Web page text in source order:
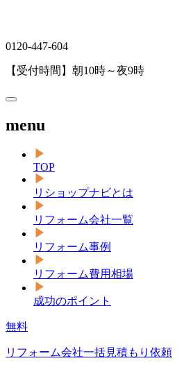
0120-447-604
【受付時間】朝10時～夜9時
menu
TOP
リショップナビとは
リフォーム会社一覧
リフォーム事例
リフォーム費用相場
成功のポイント
無料
リフォーム会社一括見積もり依頼